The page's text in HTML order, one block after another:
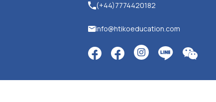
(+44)7774420182
info@htikoeducation.com